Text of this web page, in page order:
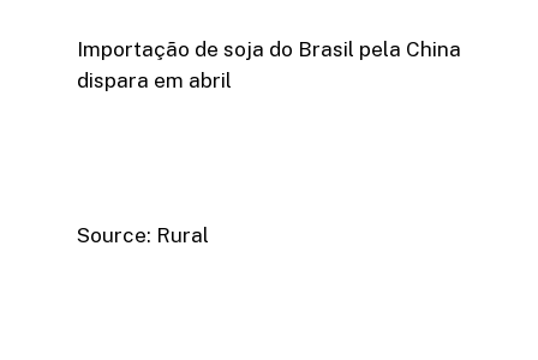
Importação de soja do Brasil pela China
dispara em abril
Source: Rural